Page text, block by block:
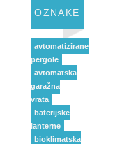
OZNAKE
avtomatizirane
pergole
avtomatska
garažna
vrata
baterijske
lanterne
bioklimatska